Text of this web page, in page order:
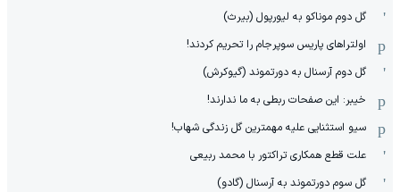
گل دوم موناکو به لیورپول (بیرث)
اولتراهای پاریس سوپرجام را تحریم کردند!
گل دوم آرسنال به دورتموند (گیوکرش)
خیبر: این صفحات ربطی به ما ندارند!
سیو استثنایی علیه مهمترین گل زندگی شهاب!
علت قطع همکاری تراکتور با محمد ربیعی
گل سوم دورتموند به آرسنال (گادو)